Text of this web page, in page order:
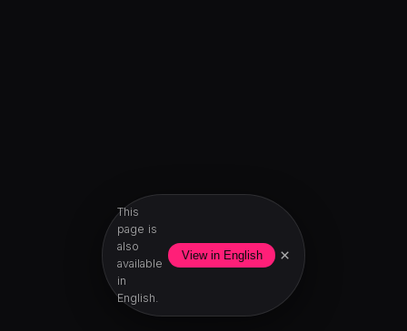
This
page is
also
available
in
English.
View in English ×